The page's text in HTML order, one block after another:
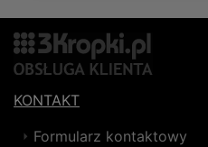
KONTAKT
Formularz kontaktowy